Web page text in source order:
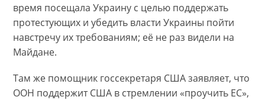
время посещала Украину с целью поддержать
протестующих и убедить власти Украины пойти
навстречу их требованиям; её не раз видели на
Майдане.
Там же помощник госсекретаря США заявляет, что
ООН поддержит США в стремлении «проучить ЕС»,